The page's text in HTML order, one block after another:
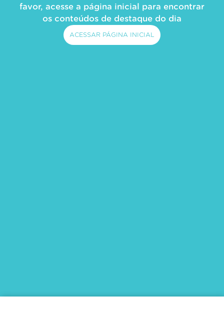
favor, acesse a página inicial para encontrar
os conteúdos de destaque do dia
ACESSAR PÁGINA INICIAL